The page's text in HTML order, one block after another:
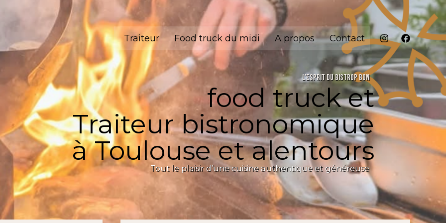
Traiteur Food truck du midi A propos Contact
L’ESPRIT DU BISTROP BON
food truck et
Traiteur bistronomique
à Toulouse et alentours
Tout le plaisir d’une cuisine authentique et généreuse